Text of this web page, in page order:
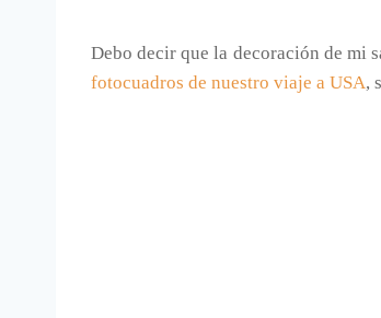
Debo decir que la decoración de mi
fotocuadros de nuestro viaje a USA,